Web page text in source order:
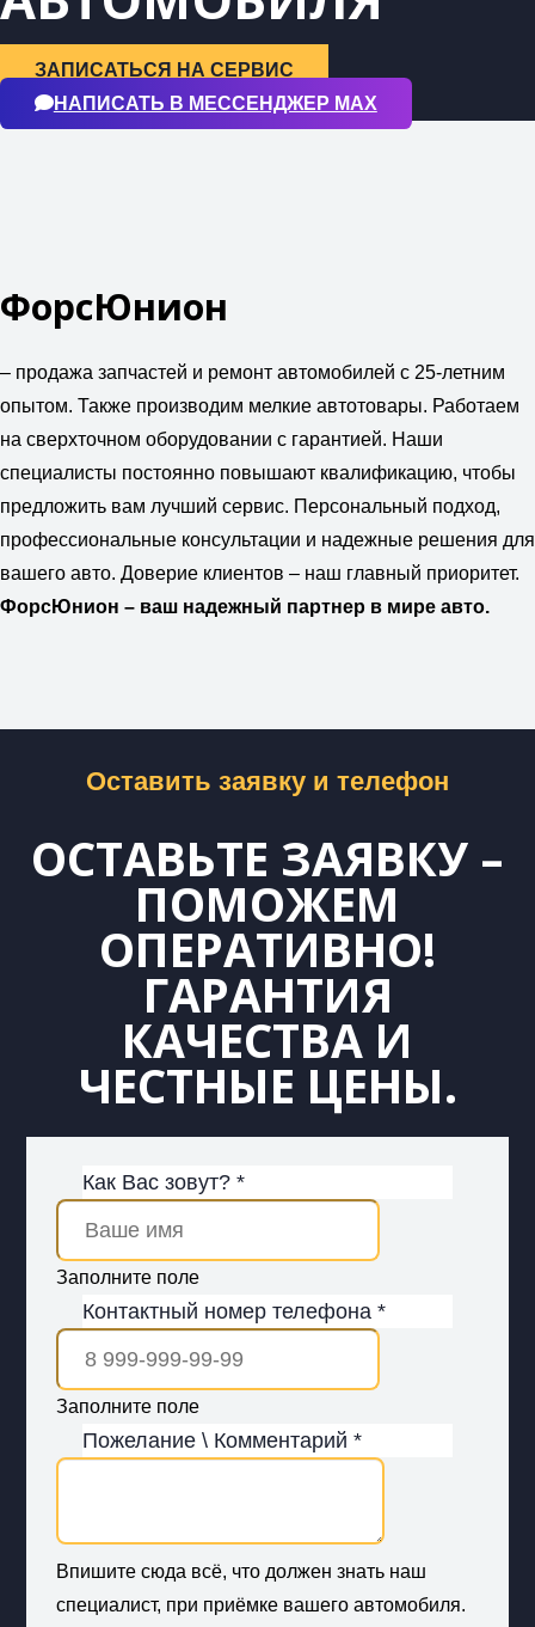
ЗАПИСАТЬСЯ НА СЕРВИС
НАПИСАТЬ В МЕССЕНДЖЕР МАХ
ФорсЮнион
– продажа запчастей и ремонт автомобилей с 25-летним
опытом. Также производим мелкие автотовары. Работаем
на сверхточном оборудовании с гарантией. Наши
специалисты постоянно повышают квалификацию, чтобы
предложить вам лучший сервис. Персональный подход,
профессиональные консультации и надежные решения для
вашего авто. Доверие клиентов – наш главный приоритет.
ФорсЮнион – ваш надежный партнер в мире авто.
Оставить заявку и телефон
ОСТАВЬТЕ ЗАЯВКУ –
ПОМОЖЕМ
ОПЕРАТИВНО!
ГАРАНТИЯ
КАЧЕСТВА И
ЧЕСТНЫЕ ЦЕНЫ.
Как Вас зовут? *
Заполните поле
Контактный номер телефона *
Заполните поле
Пожелание \ Комментарий *
Впишите сюда всё, что должен знать наш
специалист, при приёмке вашего автомобиля.